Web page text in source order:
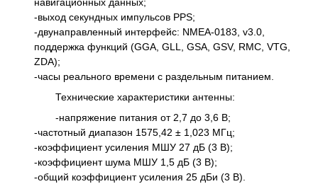
-выход секундных импульсов PPS;
-двунаправленный интерфейс: NMEA-0183, v3.0,
поддержка функций (GGA, GLL, GSA, GSV, RMC, VTG,
ZDA);
-часы реального времени с раздельным питанием.
Технические характеристики антенны:
-напряжение питания от 2,7 до 3,6 В;
-частотный диапазон 1575,42 ± 1,023 МГц;
-коэффициент усиления МШУ 27 дБ (3 В);
-коэффициент шума МШУ 1,5 дБ (3 В);
-общий коэффициент усиления 25 дБи (3 В).